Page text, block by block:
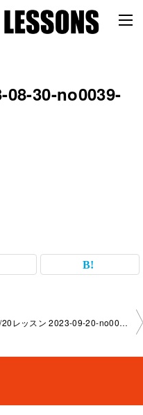
08-30-no0039-
9/20レッスン 2023-09-20-no0039-1130